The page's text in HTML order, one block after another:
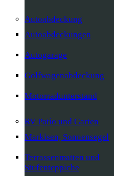
Autoabdeckung
Autoabdeckungen
Autogarage
Golfwagenabdeckung
Motorradunterstand
RV Patio und Garten
Markisen, Sonnensegel
Terrassenmatten und
Stufenteppiche